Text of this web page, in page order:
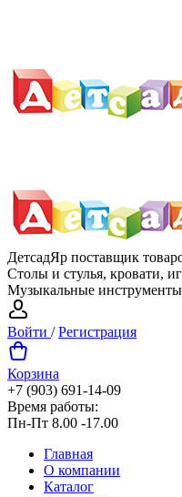
ДетсадЯр поставщик
Столы и стулья, кровати,
Музыкальные
Войти /Регистрация
Корзина
+7 (903) 691-14-09
Время работы:
Пн-Пт 8.00 -17.00
Главная
О компании
Каталог